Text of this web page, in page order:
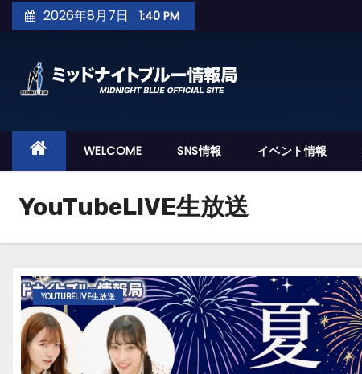
キ
2026年8月7日 1:40 PM
WELCOME SNS情報 イベント情報
YouTubeLIVE生放送
YOUTUBELIVE生放送